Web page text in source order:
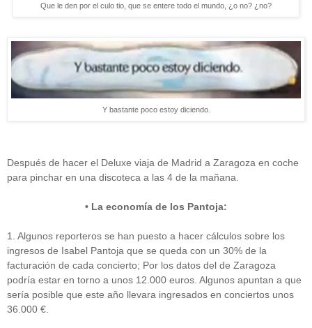
Que le den por el culo tio, que se entere todo el mundo, ¿o no? ¿no?
Y bastante poco estoy diciendo.
Después de hacer el Deluxe viaja de Madrid a Zaragoza en coche
para pinchar en una discoteca a las 4 de la mañana.
• La economía de los Pantoja:
1. Algunos reporteros se han puesto a hacer cálculos sobre los
ingresos de Isabel Pantoja que se queda con un 30% de la
facturación de cada concierto; Por los datos del de Zaragoza
podría estar en torno a unos 12.000 euros. Algunos apuntan a que
sería posible que este año llevara ingresados en conciertos unos
36.000 €.